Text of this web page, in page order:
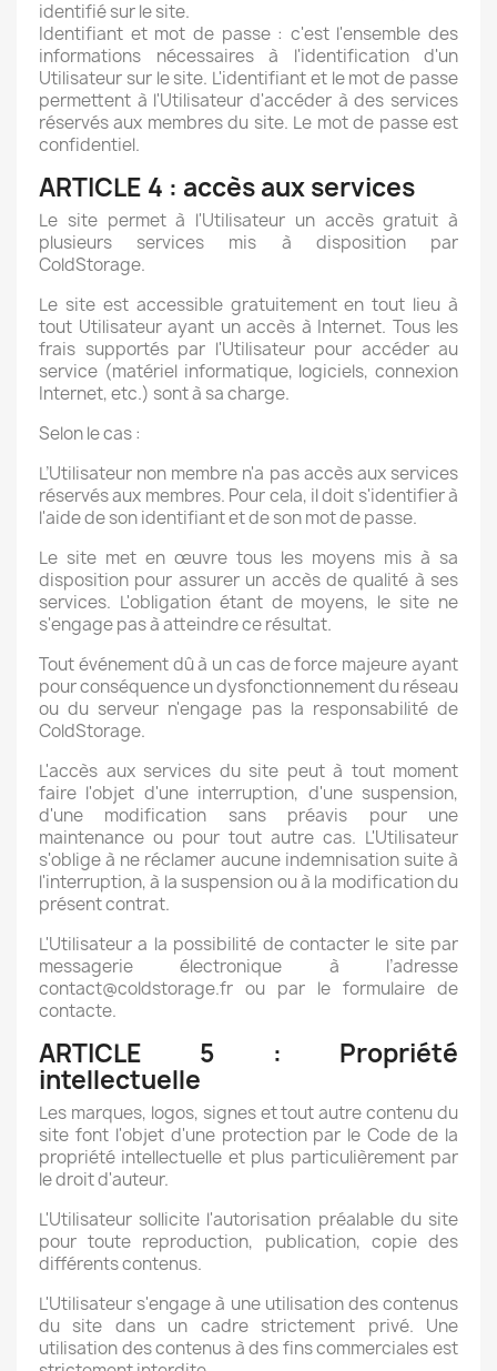
identifié sur le site.
Identifiant et mot de passe : c'est l'ensemble des
informations nécessaires à l'identification d'un
Utilisateur sur le site. L'identifiant et le mot de passe
permettent à l'Utilisateur d'accéder à des services
réservés aux membres du site. Le mot de passe est
confidentiel.
ARTICLE 4 : accès aux services
Le site permet à l'Utilisateur un accès gratuit à
plusieurs services mis à disposition par
ColdStorage.
Le site est accessible gratuitement en tout lieu à
tout Utilisateur ayant un accès à Internet. Tous les
frais supportés par l'Utilisateur pour accéder au
service (matériel informatique, logiciels, connexion
Internet, etc.) sont à sa charge.
Selon le cas :
L’Utilisateur non membre n'a pas accès aux services
réservés aux membres. Pour cela, il doit s'identifier à
l'aide de son identifiant et de son mot de passe.
Le site met en œuvre tous les moyens mis à sa
disposition pour assurer un accès de qualité à ses
services. L'obligation étant de moyens, le site ne
s'engage pas à atteindre ce résultat.
Tout événement dû à un cas de force majeure ayant
pour conséquence un dysfonctionnement du réseau
ou du serveur n'engage pas la responsabilité de
ColdStorage.
L'accès aux services du site peut à tout moment
faire l'objet d'une interruption, d'une suspension,
d'une modification sans préavis pour une
maintenance ou pour tout autre cas. L'Utilisateur
s'oblige à ne réclamer aucune indemnisation suite à
l'interruption, à la suspension ou à la modification du
présent contrat.
L'Utilisateur a la possibilité de contacter le site par
messagerie électronique à l’adresse
contact@coldstorage.fr ou par le formulaire de
contacte.
ARTICLE 5 : Propriété
intellectuelle
Les marques, logos, signes et tout autre contenu du
site font l'objet d'une protection par le Code de la
propriété intellectuelle et plus particulièrement par
le droit d'auteur.
L'Utilisateur sollicite l'autorisation préalable du site
pour toute reproduction, publication, copie des
différents contenus.
L'Utilisateur s'engage à une utilisation des contenus
du site dans un cadre strictement privé. Une
utilisation des contenus à des fins commerciales est